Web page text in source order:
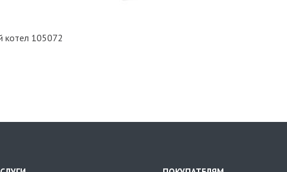
котел 105072